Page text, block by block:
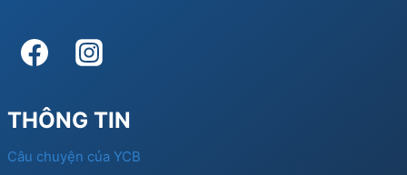
THÔNG TIN
Câu chuyện của YCB